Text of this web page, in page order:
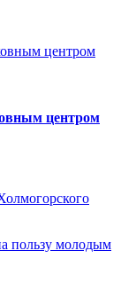
центром